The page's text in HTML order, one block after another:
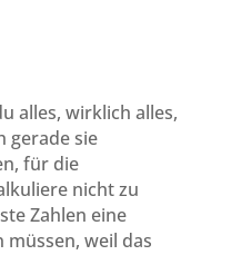
alles, wirklich alles,
gerade sie
für die
nicht zu
Zahlen eine
weil das